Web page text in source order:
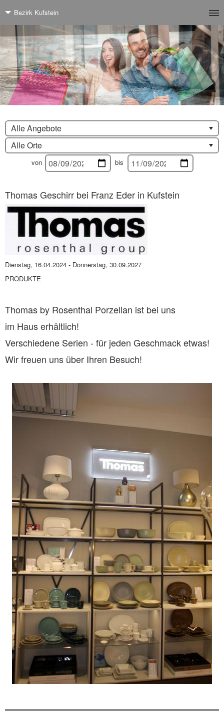
Bezirk Kufstein
Alle Angebote
Alle Orte
von bis
Thomas Geschirr bei Franz Eder in Kufstein
Dienstag, 16.04.2024 - Donnerstag, 30.09.2027
PRODUKTE
Thomas by Rosenthal Porzellan ist bei uns
im Haus erhältlich!
Verschiedene Serien - für jeden Geschmack etwas!
Wir freuen uns über Ihren Besuch!